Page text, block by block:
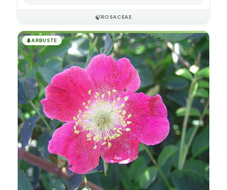
🍃ROSACEAE
🌲ARBUSTE